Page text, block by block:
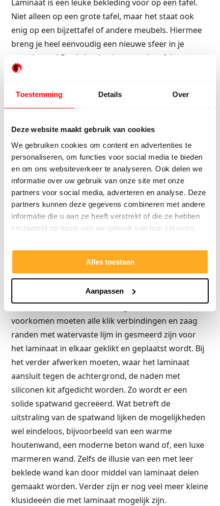
Toestemming Details Over
Deze website maakt gebruik van cookies
We gebruiken cookies om content en advertenties te
personaliseren, om functies voor social media te bieden
en om ons websiteverkeer te analyseren. Ook delen we
informatie over uw gebruik van onze site met onze
partners voor social media, adverteren en analyse. Deze
partners kunnen deze gegevens combineren met andere
informatie die u aan ze heeft verstrekt of die ze hebben
verzameld op basis van uw gebruik van hun services.
Alles toestaan
Aanpassen
Laminaat is een leuke bekleding voor op een tafel.
Niet alleen op een grote tafel, maar het staat ook
enig op een bijzettafel of andere meubels. Hiermee
breng je heel eenvoudig een nieuwe sfeer in je
woonkamer! En als het laminaat op de tafel
beschadigd, vervang je het simpel voor een nieuwe
lijm op een tafelframe, zaag de planken op maat en
tafelblad van hetzelfde laminaat als op de vloer ligt,
schilder het onderstel van de tafel dan in een
contrasterende kleur, zoals zwart of wit. Zo komt de
tafel beter tot zijn recht.
Laminaat als spatwand
Een spatwand achter een aanrecht, een fonteintje,
van overgebleven laminaat vloerdelen gemaakt
worden. Het beste is natuurlijk om voor waterdicht
laminaat te gaan, maar ook een andere soort
laminaat is mogelijk. Het belangrijkste is dat er geen
water in het laminaat kan dringen. Om dit te
voorkomen moeten alle klik verbindingen en zaag
randen met watervaste lijm in gesmeerd zijn voor
het laminaat in elkaar geklikt en geplaatst wordt. Bij
het verder afwerken moeten, waar het laminaat
aansluit tegen de achtergrond, de naden met
siliconen kit afgedicht worden. Zo wordt er een
solide spatwand gecreëerd. Wat betreft de
uitstraling van de spatwand lijken de mogelijkheden
wel eindeloos, bijvoorbeeld van een warme
houtenwand, een moderne beton wand of, een luxe
marmeren wand. Zelfs de illusie van een met leer
beklede wand kan door middel van laminaat delen
gemaakt worden. Verder zijn er nog veel meer kleine
klusideeën die met laminaat mogelijk zijn.